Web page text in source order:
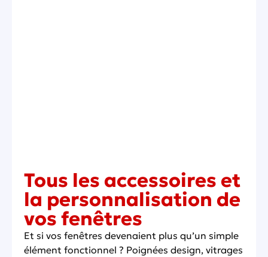
Tous les accessoires et
la personnalisation de
vos fenêtres
Et si vos fenêtres devenaient plus qu’un simple
élément fonctionnel ? Poignées design, vitrages